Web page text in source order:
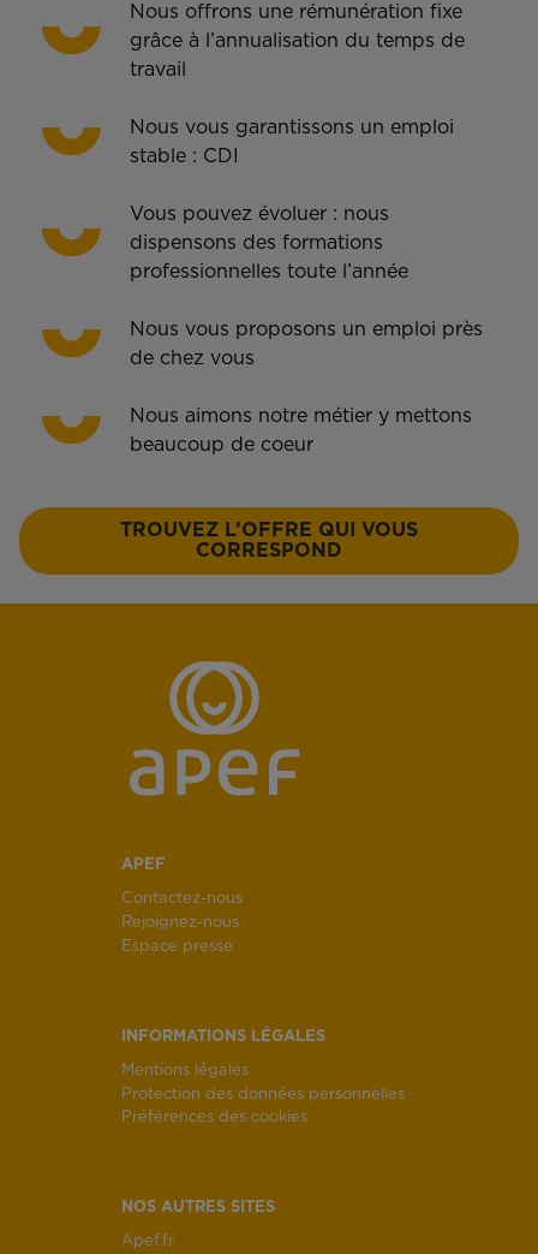
Nous offrons une rémunération fixe
grâce à l’annualisation du temps de
travail
Nous vous garantissons un emploi
stable : CDI
Vous pouvez évoluer : nous
dispensons des formations
professionnelles toute l’année
Nous vous proposons un emploi près
de chez vous
Nous aimons notre métier y mettons
beaucoup de coeur
TROUVEZ L’OFFRE QUI VOUS
CORRESPOND
APEF
Contactez-nous
Rejoignez-nous
Espace presse
INFORMATIONS LÉGALES
Mentions légales
Protection des données personnelles
Préférences des cookies
NOS AUTRES SITES
Apef.fr